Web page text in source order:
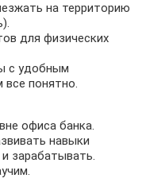
на территорию
для физических
с удобным
понятно.
офиса банка.
навыки
зарабатывать.